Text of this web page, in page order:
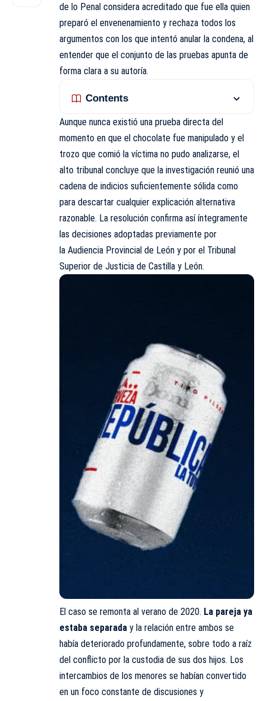
de lo Penal considera acreditado que fue ella quien
preparó el envenenamiento y rechaza todos los
argumentos con los que intentó anular la condena, al
entender que el conjunto de las pruebas apunta de
forma clara a su autoría.
Contents
Aunque nunca existió una prueba directa del
momento en que el chocolate fue manipulado y el
trozo que comió la víctima no pudo analizarse, el
alto tribunal concluye que la investigación reunió una
cadena de indicios suficientemente sólida como
para descartar cualquier explicación alternativa
razonable. La resolución confirma así íntegramente
las decisiones adoptadas previamente por
la Audiencia Provincial de León y por el Tribunal
Superior de Justicia de Castilla y León.
El caso se remonta al verano de 2020. La pareja ya
estaba separada y la relación entre ambos se
había deteriorado profundamente, sobre todo a raíz
del conflicto por la custodia de sus dos hijos. Los
intercambios de los menores se habían convertido
en un foco constante de discusiones y